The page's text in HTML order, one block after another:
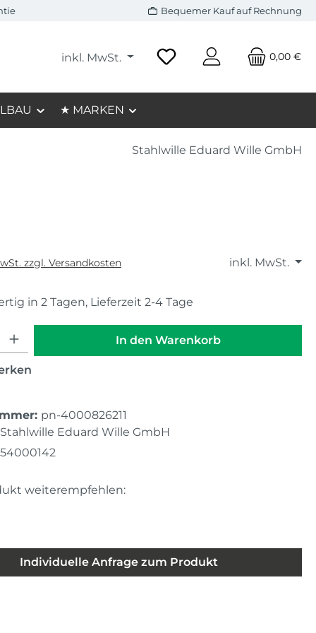
Bequemer Kauf auf Rechnung
inkl. MwSt. 0,00 €
★ MARKEN
Stahlwille Eduard Wille GmbH
inkl. MwSt.
zzgl. Versandkosten
in 2 Tagen, Lieferzeit 2-4 Tage
Gib den gewünschten Wert ein oder benutze die
In den Warenkorb
pn-4000826211
Stahlwille Eduard Wille GmbH
weiterempfehlen:
Individuelle Anfrage zum Produkt